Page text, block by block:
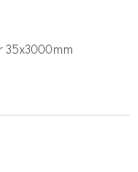
35x3000mm